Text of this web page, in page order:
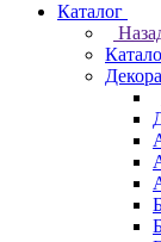
Каталог